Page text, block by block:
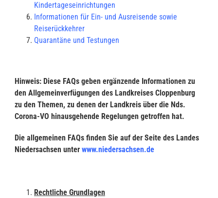
Kindertageseinrichtungen
Informationen für Ein- und Ausreisende sowie
Reiserückkehrer
Quarantäne und Testungen
Hinweis: Diese FAQs geben ergänzende Informationen zu
den Allgemeinverfügungen des Landkreises Cloppenburg
zu den Themen, zu denen der Landkreis über die Nds.
Corona-VO hinausgehende Regelungen getroffen hat.
Die allgemeinen FAQs finden Sie auf der Seite des Landes
Niedersachsen unter www.niedersachsen.de
Rechtliche Grundlagen